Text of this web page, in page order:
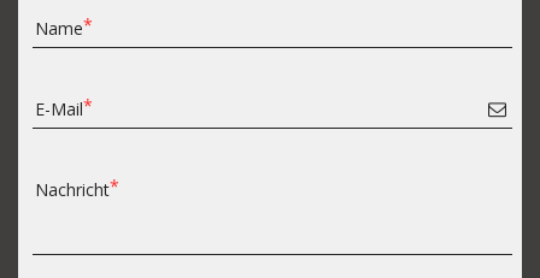
Name
E-Mail
Nachricht